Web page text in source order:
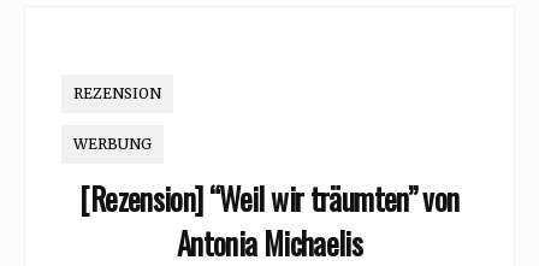
REZENSION
WERBUNG
[Rezension] “Weil wir träumten” von
Antonia Michaelis